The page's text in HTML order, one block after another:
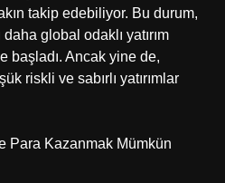
takip edebiliyor. Bu durum,
daha global odaklı yatırım
başladı. Ancak yine de,
riskli ve sabırlı yatırımlar
Para Kazanmak Mümkün